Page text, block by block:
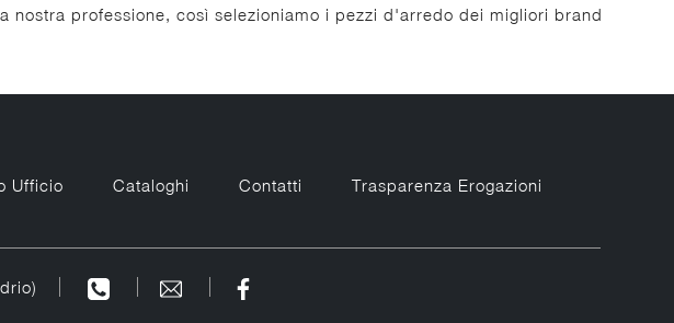
nostra professione, così selezioniamo i pezzi d'arredo dei migliori brand
Ufficio Cataloghi Contatti
Trasparenza Erogazioni